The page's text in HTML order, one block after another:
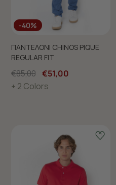
-40%
ΠΑΝΤΕΛΟΝΙ CHINOS PIQUE
REGULAR FIT
€85,00 €51,00
+ 2 Colors